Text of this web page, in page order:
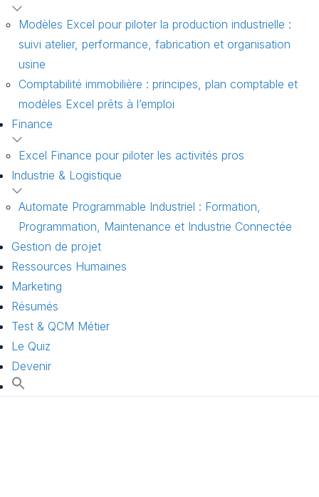
Modèles Excel pour piloter la production industrielle :
suivi atelier, performance, fabrication et organisation
usine
Comptabilité immobilière : principes, plan comptable et
modèles Excel prêts à l’emploi
Finance
Excel Finance pour piloter les activités pros
Industrie & Logistique
Automate Programmable Industriel : Formation,
Programmation, Maintenance et Industrie Connectée
Gestion de projet
Ressources Humaines
Marketing
Résumés
Test & QCM Métier
Le Quiz
Devenir